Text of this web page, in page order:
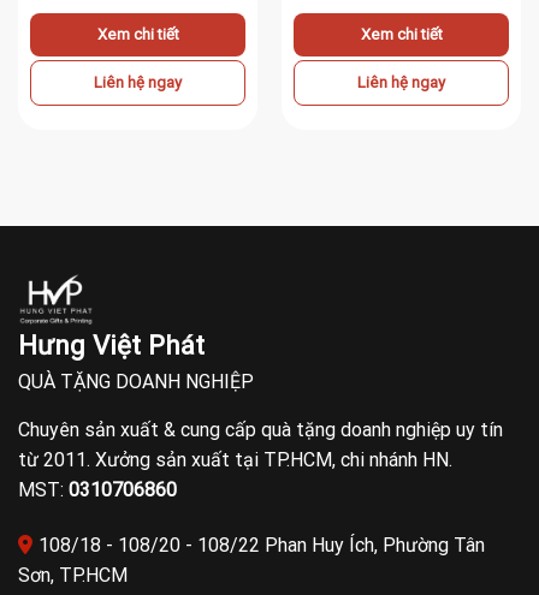
Xem chi tiết
Liên hệ ngay
Xem chi tiết
Liên hệ ngay
Hưng Việt Phát
QUÀ TẶNG DOANH NGHIỆP
Chuyên sản xuất & cung cấp quà tặng doanh nghiệp uy tín
từ 2011. Xưởng sản xuất tại TP.HCM, chi nhánh HN.
MST: 0310706860
108/18 - 108/20 - 108/22 Phan Huy Ích, Phường Tân
Sơn, TP.HCM